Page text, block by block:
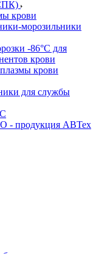
крови
морозильники
-86°С для
крови
крови
для службы
продукция АВТех